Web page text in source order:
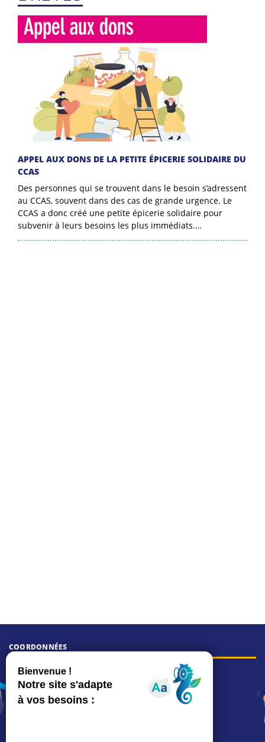
APPEL AUX DONS DE LA PETITE ÉPICERIE SOLIDAIRE DU
CCAS
Des personnes qui se trouvent dans le besoin s’adressent
au CCAS, souvent dans des cas de grande urgence. Le
CCAS a donc créé une petite épicerie solidaire pour
subvenir à leurs besoins les plus immédiats.…
COORDONNÉES
Hôtel de ville
15, rue Charles-Duflos
01 41 19 83 00